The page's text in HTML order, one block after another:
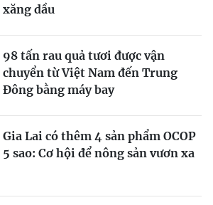
xăng dầu
98 tấn rau quả tươi được vận
chuyển từ Việt Nam đến Trung
Đông bằng máy bay
Gia Lai có thêm 4 sản phẩm OCOP
5 sao: Cơ hội để nông sản vươn xa